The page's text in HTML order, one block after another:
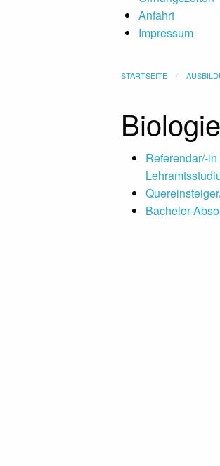
Anfahrt
Impressum
STARTSEITE
Referendar/-in
Bachelor-